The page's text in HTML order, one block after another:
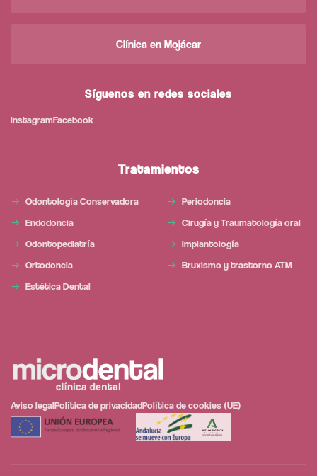
Clínica en Mojácar
Síguenos en redes sociales
InstagramFacebook
Tratamientos
Odontología Conservadora
Endodoncia
Odontopediatría
Ortodoncia
Estética Dental
Periodoncia
Cirugía y Traumatología oral
Implantología
Bruxismo y trastorno ATM
Aviso legalPolítica de privacidadPolítica de cookies (UE)